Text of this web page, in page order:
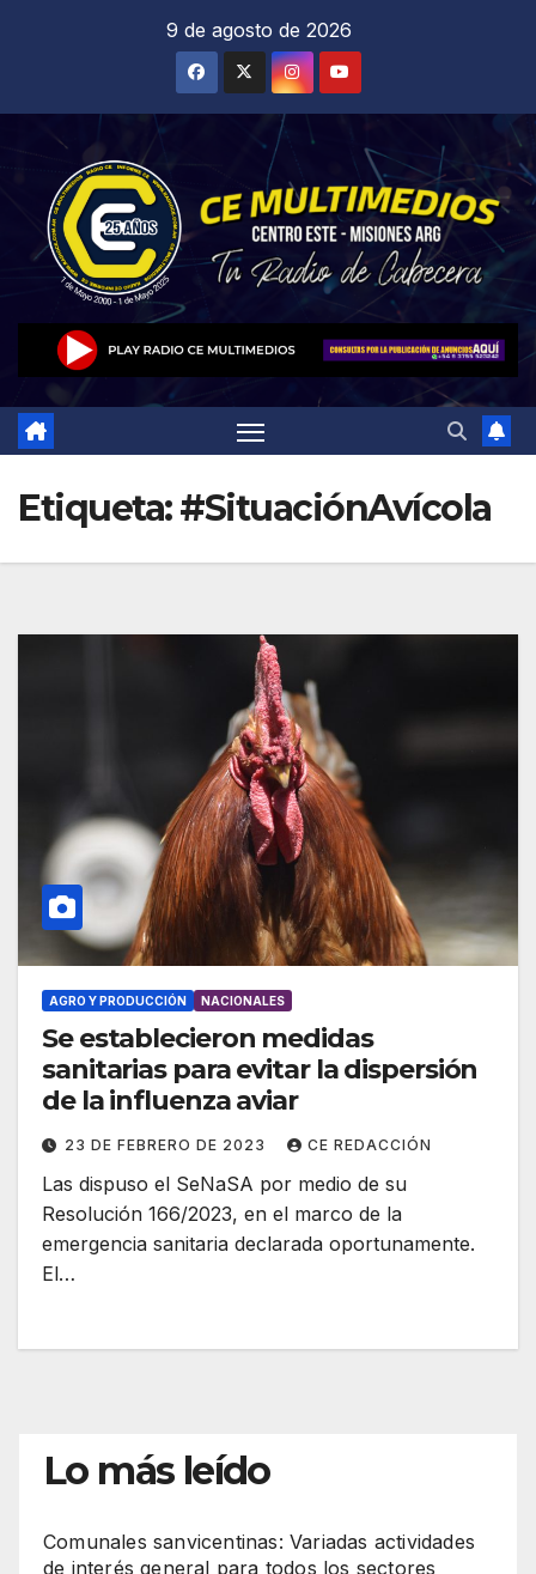
9 de agosto de 2026
Etiqueta:#SituaciónAvícola
AGRO Y PRODUCCIÓN NACIONALES
Se establecieron medidas
sanitarias para evitar la dispersión
de la influenza aviar
23 DE FEBRERO DE 2023 CE REDACCIÓN
Las dispuso el SeNaSA por medio de su
Resolución 166/2023, en el marco de la
emergencia sanitaria declarada oportunamente.
El…
Lo más leído
Comunales sanvicentinas: Variadas actividades
de interés general para todos los sectores